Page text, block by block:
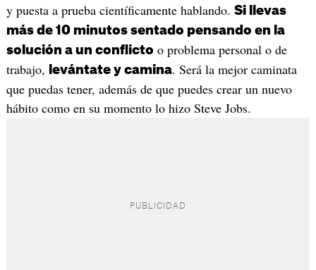
y puesta a prueba científicamente hablando. Si llevas
más de 10 minutos sentado pensando en la
solución a un conflicto o problema personal o de
trabajo,
levántate y camina. Será la mejor caminata
que puedas tener, además de que puedes crear un nuevo
hábito como en su momento lo hizo Steve Jobs.